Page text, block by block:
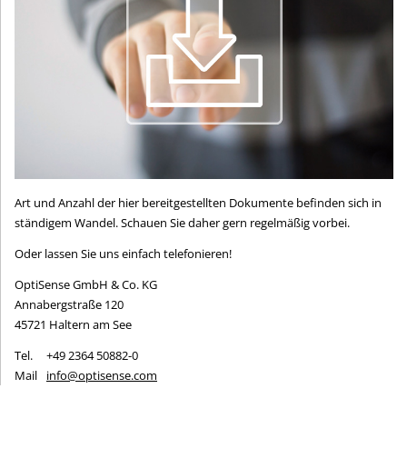
Art und Anzahl der hier bereitgestellten Dokumente befinden sich in
ständigem Wandel. Schauen Sie daher gern regelmäßig vorbei.
Oder lassen Sie uns einfach telefonieren!
OptiSense GmbH & Co. KG
Annabergstraße 120
45721 Haltern am See
Tel.
+49 2364 50882-0
Mail
info@optisense.com